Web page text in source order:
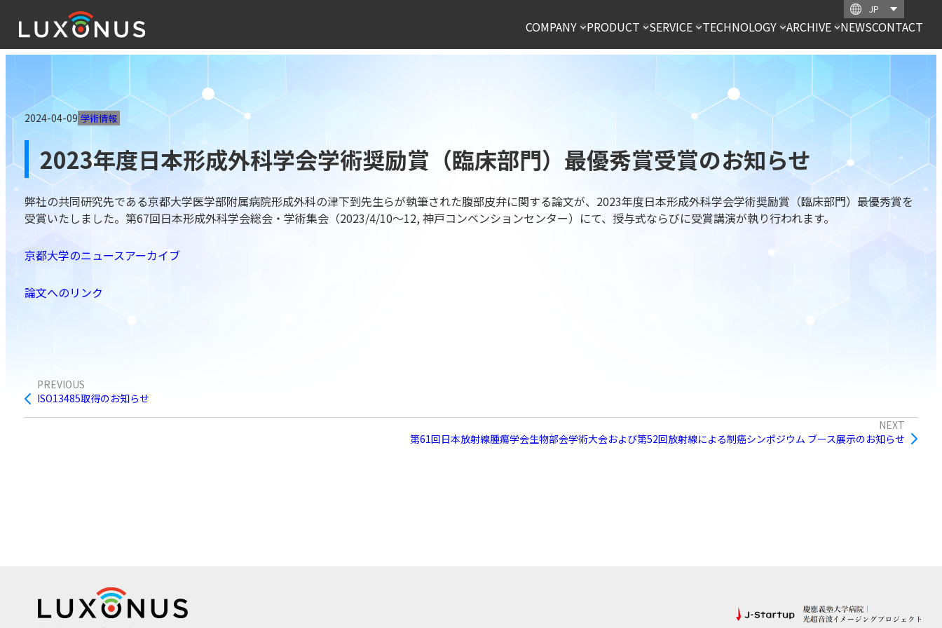
COMPANY PRODUCT SERVICE TECHNOLOGY ARCHIVE NEWSCONTACT
2024-04-09 学術情報
2023年度日本形成外科学会学術奨励賞（臨床部門）最優秀賞受賞のお知らせ
弊社の共同研究先である京都大学医学部附属病院形成外科の津下到先生らが執筆された腹部皮弁に関する論文が、2023年度日本形成外科学会学術奨励賞（臨床部門）最優秀賞を
受賞いたしました。第67回日本形成外科学会総会・学術集会（2023/4/10～12, 神戸コンベンションセンター）にて、授与式ならびに受賞講演が執り行われます。
京都大学のニュースアーカイブ
論文へのリンク
PREVIOUS
ISO13485取得のお知らせ
NEXT
第61回日本放射線腫瘍学会生物部会学術大会および第52回放射線による制癌シンポジウム ブース展示のお知らせ